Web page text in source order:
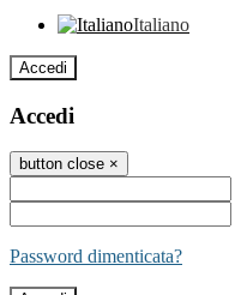
Italiano
Accedi
Accedi
button close ×
Password dimenticata?